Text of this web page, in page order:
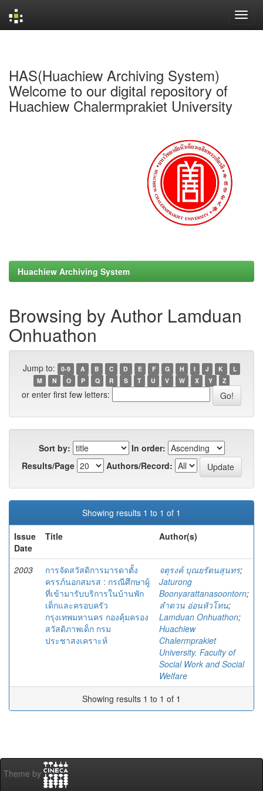
HAS(Huachiew Archiving System)
Welcome to our digital repository of
Huachiew Chalermprakiet University
Huachiew Archiving System
Browsing by Author Lamduan
Onhuathon
Jump to: 0-9 A B C D E F G H I J K
L
M
N O P Q R S T U V W X Y Z
or enter first few letters:
Sort by:
In order:
Results/Page
Authors/Record:
Showing results 1 to 1 of 1
Issue
Date
Title Author(s)
2003
การจัดสวัสดิการมารดาตั้ง
ครรภ์นอกสมรส : กรณีศึกษาผู้
ที่เข้ามารับบริการในบ้านพัก
เด็กและครอบครัว
กรุงเทพมหานคร กองคุ้มครอง
สวัสดิภาพเด็ก กรม
ประชาสงเคราะห์
จตุรงค์ บุณยรัตนสุนทร;
Jaturong
Boonyarattanasoontorn;
ลำดวน อ่อนหัวโทน;
Lamduan Onhuathon;
Huachiew
Chalermprakiet
University. Faculty of
Social Work and Social
Welfare
Showing results 1 to 1 of 1
Theme by